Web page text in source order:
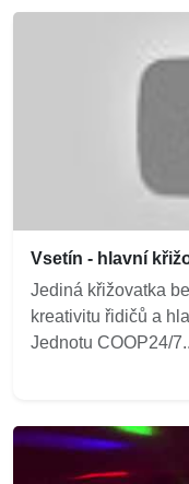
Vsetín - hlavní
Jediná křižovatka
kreativitu řidičů a
Jednotu COOP24/